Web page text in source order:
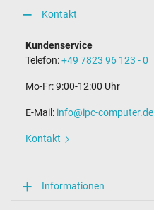
Kontakt
Kundenservice
Telefon:+49 7823 96 123 - 0
Mo-Fr: 9:00-12:00 Uhr
E-Mail: info@ipc-computer.de
Kontakt
Informationen